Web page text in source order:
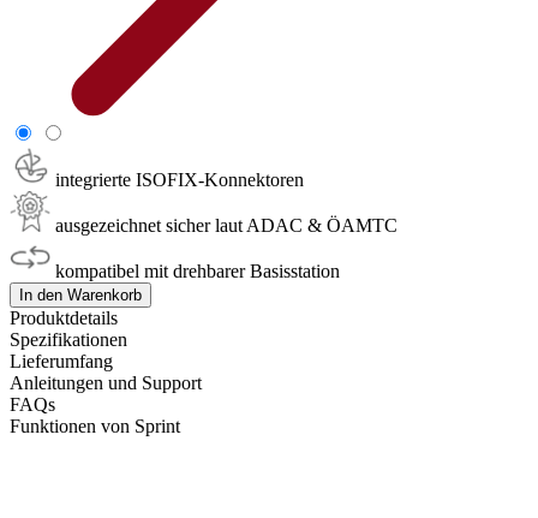
integrierte ISOFIX-Konnektoren
ausgezeichnet sicher laut ADAC & ÖAMTC
kompatibel mit drehbarer Basisstation
In den Warenkorb
Produktdetails
Spezifikationen
Lieferumfang
Anleitungen und Support
FAQs
Funktionen von Sprint